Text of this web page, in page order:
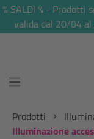
principale
% SALDI % - Prodotti
valida dal 20/04
Prodotti
Illuminazione